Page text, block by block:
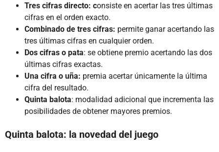
Tres cifras directo: consiste en acertar las tres últimas
cifras en el orden exacto.
Combinado de tres cifras: permite ganar acertando las
tres últimas cifras en cualquier orden.
Dos cifras o pata: se obtiene premio acertando las dos
últimas cifras exactas.
Una cifra o uña: premia acertar únicamente la última
cifra del resultado.
Quinta balota: modalidad adicional que incrementa las
posibilidades de obtener mayores premios.
Quinta balota: la novedad del juego